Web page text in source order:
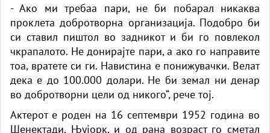
- Ако ми требаа пари, не би побарал никаква
проклета добротворна организација. Подобро би
си ставил пиштол во задникот и би го повлекол
чкрапалото. Не донирајте пари, а ако го направите
тоа, вратете си ги. Навистина е понижувачки. Велат
дека е до 100.000 долари. Не би земал ни денар
во добротворни цели од никого“, рече тој.
Актерот е роден на 16 септември 1952 година во
Шенектади, Њујорк, и од рана возраст го сметал